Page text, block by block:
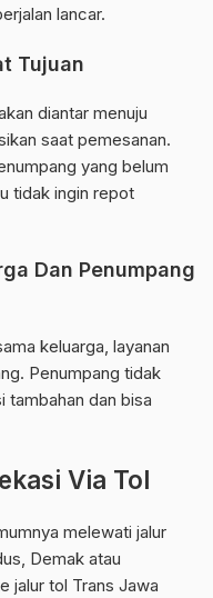
lancar.
Tujuan
diantar menuju
saat pemesanan.
yang belum
tidak ingin repot
Dan Penumpang
keluarga, layanan
Penumpang tidak
tambahan dan bisa
Via Tol
melewati jalur
Demak atau
jalur tol Trans Jawa